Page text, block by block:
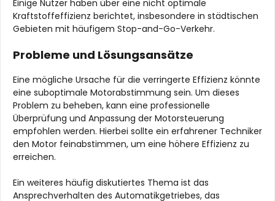
Einige Nutzer haben über eine nicht optimale
Kraftstoffeffizienz berichtet, insbesondere in städtischen
Gebieten mit häufigem Stop-and-Go-Verkehr.
Probleme und Lösungsansätze
Eine mögliche Ursache für die verringerte Effizienz könnte
eine suboptimale Motorabstimmung sein. Um dieses
Problem zu beheben, kann eine professionelle
Überprüfung und Anpassung der Motorsteuerung
empfohlen werden. Hierbei sollte ein erfahrener Techniker
den Motor feinabstimmen, um eine höhere Effizienz zu
erreichen.
Ein weiteres häufig diskutiertes Thema ist das
Ansprechverhalten des Automatikgetriebes, das